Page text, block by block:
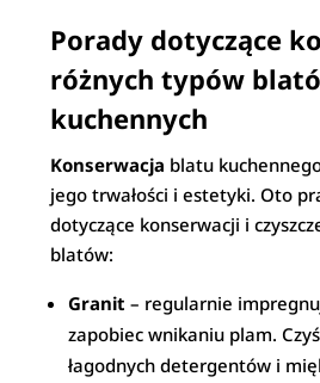
Porady dotyczące
różnych typów
kuchennych
Konserwacja blatu
jego trwałości i estetyki. Oto
dotyczące konserwacji i
blatów:
Granit – regularnie
zapobiec wnikaniu plam.
łagodnych detergentów i